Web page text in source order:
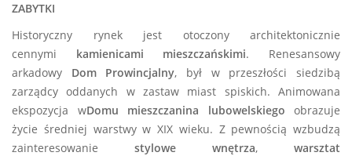
ZABYTKI
Historyczny rynek jest otoczony architektonicznie
cennymi kamienicami mieszczańskimi. Renesansowy
arkadowy Dom Prowincjalny, był w przeszłości siedzibą
zarządcy oddanych w zastaw miast spiskich. Animowana
ekspozycja wDomu mieszczanina lubowelskiego obrazuje
życie średniej warstwy w XIX wieku. Z pewnością wzbudzą
zainteresowanie stylowe wnętrza, warsztat